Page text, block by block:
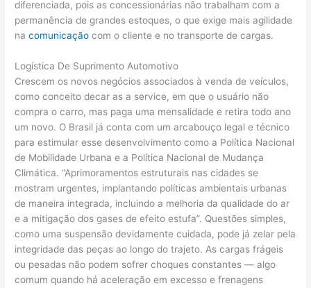
diferenciada, pois as concessionárias não trabalham com a
permanência de grandes estoques, o que exige mais agilidade
nacomunicação com o cliente e no transporte de cargas.
Logística De Suprimento Automotivo
Crescem os novos negócios associados à venda de veículos,
como conceito decar as a service, em que o usuário não
compra o carro, mas paga uma mensalidade e retira todo ano
um novo. O Brasil já conta com um arcabouço legal e técnico
para estimular esse desenvolvimento como a Política Nacional
de Mobilidade Urbana e a Política Nacional de Mudança
Climática. “Aprimoramentos estruturais nas cidades se
mostram urgentes, implantando políticas ambientais urbanas
de maneira integrada, incluindo a melhoria da qualidade do ar
e a mitigação dos gases de efeito estufa”. Questões simples,
como uma suspensão devidamente cuidada, pode já zelar pela
integridade das peças ao longo do trajeto. As cargas frágeis
ou pesadas não podem sofrer choques constantes — algo
comum quando há aceleração em excesso e frenagens